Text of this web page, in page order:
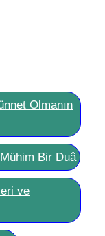
Olmanın
Bir Duâ
ve